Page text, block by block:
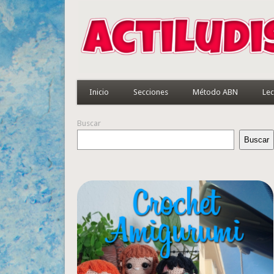
Inicio Secciones Método ABN
Buscar
Buscar